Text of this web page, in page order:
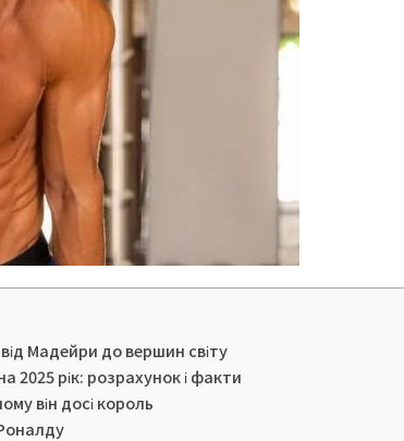
Мадейри до вершин світу
2025 рік: розрахунок і факти
він досі король